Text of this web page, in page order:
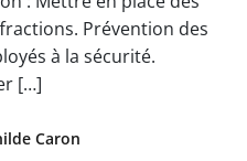
Prévention des
à la sécurité.
[…]
Caron